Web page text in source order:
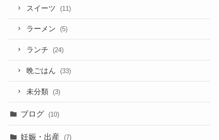
スイーツ (11)
ラーメン (5)
ランチ (24)
晩ごはん (33)
未分類 (3)
ブログ (10)
妊娠・出産 (7)